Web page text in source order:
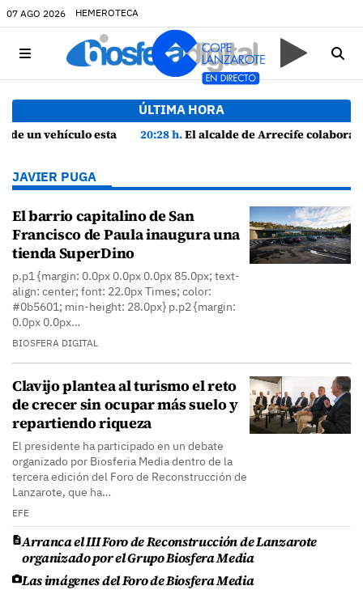
07 AGO 2026 HEMEROTECA
ÚLTIMA HORA
20:28 h.El alcalde de Arrecife colabora para sofocar un incendio en una vivienda de Playa Honda
JAVIER PUGA
El barrio capitalino de San
Francisco de Paula inaugura una
tienda SuperDino
p.p1 {margin: 0.0px 0.0px 0.0px 85.0px; text-
align: center; font: 22.0px Times; color:
#0b5601; min-height: 28.0px} p.p2 {margin:
0.0px 0.0px…
BIOSFERA DIGITAL
Clavijo plantea al turismo el reto
de crecer sin ocupar más suelo y
repartiendo riqueza
El presidente ha participado en un debate
organizado por Biosferia Media dentro de la
tercera edición del Foro de Reconstrucción de
Lanzarote, que ha…
EFE
Arranca el III Foro de Reconstrucción de Lanzarote
organizado por el Grupo Biosfera Media
Las imágenes del Foro de Biosfera Media